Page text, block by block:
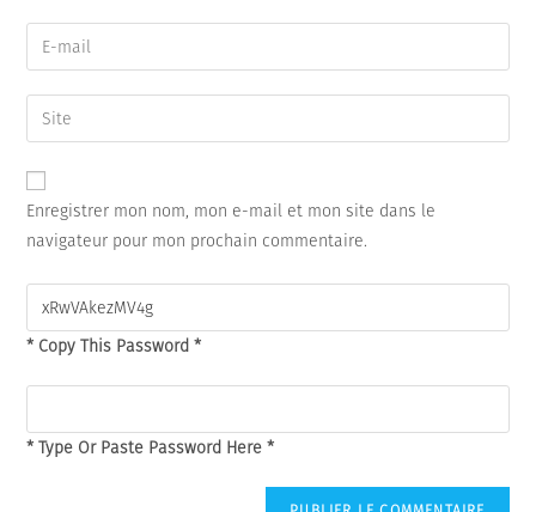
name
comment
Enter
your
email
address
comment
Saisir
l’URL
de
Enregistrer mon nom, mon e-mail et mon site dans le
navigateur pour mon prochain commentaire.
* Copy This Password *
* Type Or Paste Password Here *